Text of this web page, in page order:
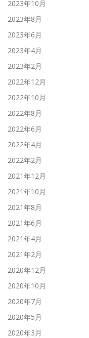
2023年10月
2023年8月
2023年6月
2023年4月
2023年2月
2022年12月
2022年10月
2022年8月
2022年6月
2022年4月
2022年2月
2021年12月
2021年10月
2021年8月
2021年6月
2021年4月
2021年2月
2020年12月
2020年10月
2020年7月
2020年5月
2020年3月